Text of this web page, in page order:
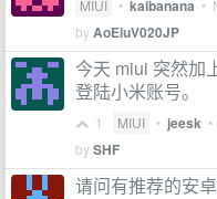
MIUI • kaibanana •
byAoEiuV020JP
今天 miui 突然加
登陆小米账号。
1 MIUI • jeesk •
bySHF
请问有推荐的安